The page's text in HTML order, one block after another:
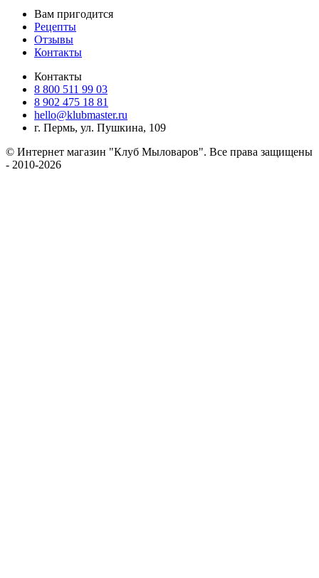
Вам пригодится
Рецепты
Отзывы
Контакты
Контакты
8 800 511 99 03
8 902 475 18 81
hello@klubmaster.ru
г. Пермь, ул. Пушкина, 109
© Интернет магазин "Клуб Мыловаров". Все права защищены
- 2010-2026